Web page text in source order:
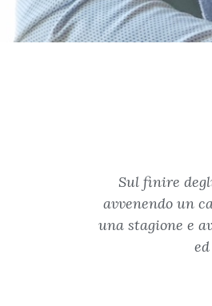
Sul finire
avvenendo un
una stagione e